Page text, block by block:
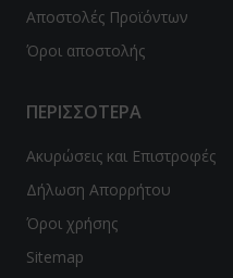
Αποστολές Προϊόντων
Όροι αποστολής
ΠΕΡΙΣΣΟΤΕΡΑ
Ακυρώσεις και Επιστροφές
Δήλωση Απορρήτου
Όροι χρήσης
Sitemap